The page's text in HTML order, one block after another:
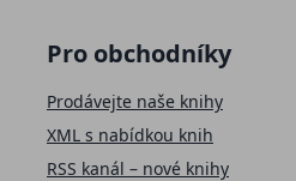
Pro obchodníky
Prodávejte naše knihy
XML s nabídkou knih
RSS kanál – nové knihy